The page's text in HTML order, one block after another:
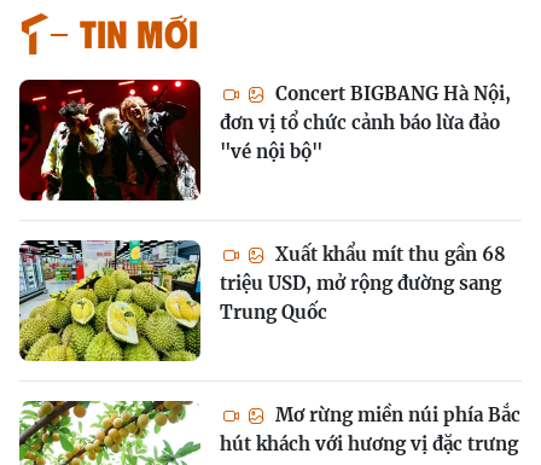
Tin mới
Concert BIGBANG Hà Nội,
đơn vị tổ chức cảnh báo lừa đảo
"vé nội bộ"
Xuất khẩu mít thu gần 68
triệu USD, mở rộng đường sang
Trung Quốc
Mơ rừng miền núi phía Bắc
hút khách với hương vị đặc trưng